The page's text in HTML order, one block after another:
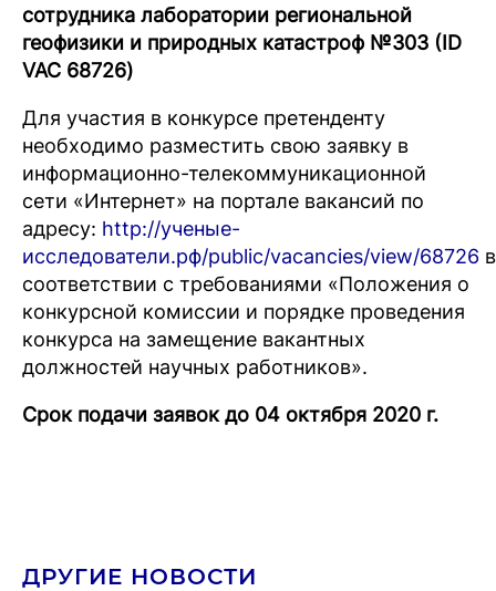
сотрудника лаборатории региональной
геофизики и природных катастроф №303 (ID
VAC 68726)
Для участия в конкурсе претенденту
необходимо разместить свою заявку в
информационно-телекоммуникационной
сети «Интернет» на портале вакансий по
адресу: http://ученые-
исследователи.рф/public/vacancies/view/68726 в
соответствии с требованиями «Положения о
конкурсной комиссии и порядке проведения
конкурса на замещение вакантных
должностей научных работников».
Срок подачи заявок до 04 октября 2020 г.
ДРУГИЕ НОВОСТИ